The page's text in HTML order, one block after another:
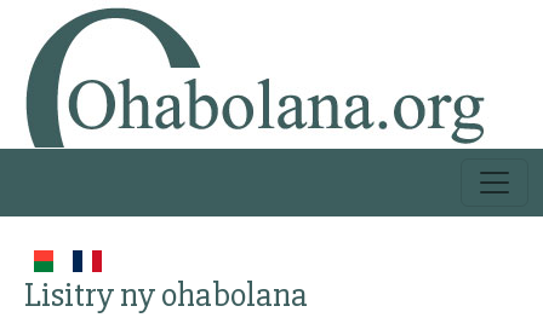
Lisitry ny ohabolana